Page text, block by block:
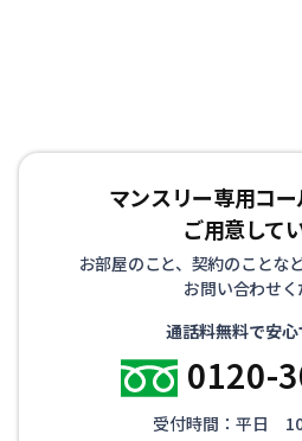
マンスリー専用コ
ご用意して
お部屋のこと、契約のことな
お問い合わせ
通話料無料で安
0120-
受付時間：平日